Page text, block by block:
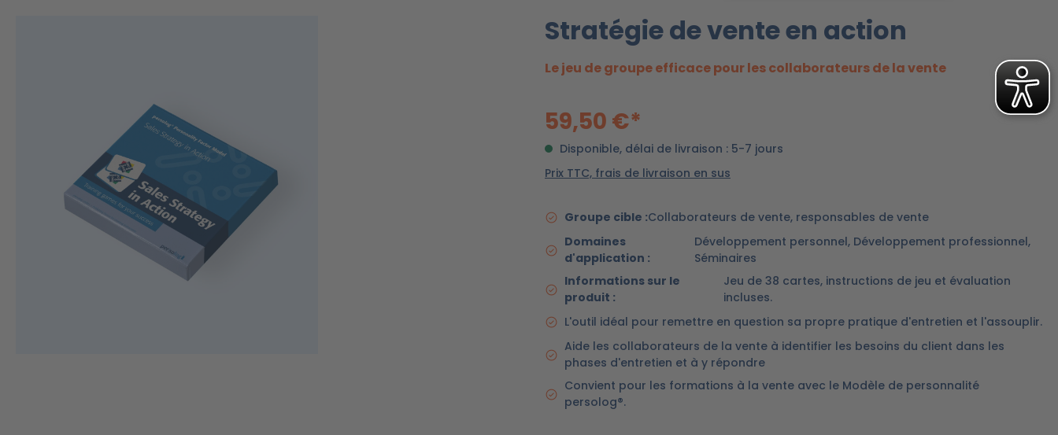
Stratégie de vente en action
Le jeu de groupe efficace pour les collaborateurs de la vente
59,50 €*
Disponible, délai de livraison : 5-7 jours
Prix TTC, frais de livraison en sus
Groupe cible :Collaborateurs de vente, responsables de vente
Domaines
d'application :
Développement personnel, Développement professionnel,
Séminaires
Informations sur le
produit :
Jeu de 38 cartes, instructions de jeu et évaluation
incluses.
L'outil idéal pour remettre en question sa propre pratique d'entretien et l'assouplir.
Aide les collaborateurs de la vente à identifier les besoins du client dans les
phases d'entretien et à y répondre
Convient pour les formations à la vente avec le Modèle de personnalité
persolog®.